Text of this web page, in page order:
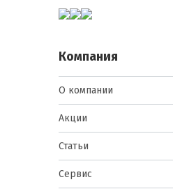
Компания
О компании
Акции
Статьи
Сервис